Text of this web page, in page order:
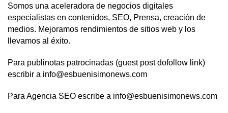
Somos una aceleradora de negocios digitales
especialistas en contenidos, SEO, Prensa, creación de
medios. Mejoramos rendimientos de sitios web y los
llevamos al éxito.
Para publinotas patrocinadas (guest post dofollow link)
escribir a info@esbuenisimonews.com
Para Agencia SEO escribe a info@esbuenisimonews.com